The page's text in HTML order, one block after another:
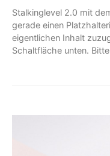
Stalkinglevel 2.0 mit
gerade einen
eigentlichen Inhalt
Schaltfläche unten.